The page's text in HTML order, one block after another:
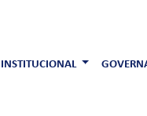
INSTITUCIONAL